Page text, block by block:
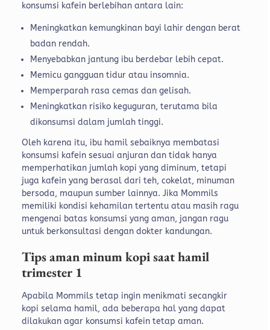
konsumsi kafein berlebihan antara lain:
Meningkatkan kemungkinan bayi lahir dengan berat
badan rendah.
Menyebabkan jantung ibu berdebar lebih cepat.
Memicu gangguan tidur atau insomnia.
Memperparah rasa cemas dan gelisah.
Meningkatkan risiko keguguran, terutama bila
dikonsumsi dalam jumlah tinggi.
Oleh karena itu, ibu hamil sebaiknya membatasi
konsumsi kafein sesuai anjuran dan tidak hanya
memperhatikan jumlah kopi yang diminum, tetapi
juga kafein yang berasal dari teh, cokelat, minuman
bersoda, maupun sumber lainnya. Jika Mommils
memiliki kondisi kehamilan tertentu atau masih ragu
mengenai batas konsumsi yang aman, jangan ragu
untuk berkonsultasi dengan dokter kandungan.
Tips aman minum kopi saat hamil
trimester 1
Apabila Mommils tetap ingin menikmati secangkir
kopi selama hamil, ada beberapa hal yang dapat
dilakukan agar konsumsi kafein tetap aman.